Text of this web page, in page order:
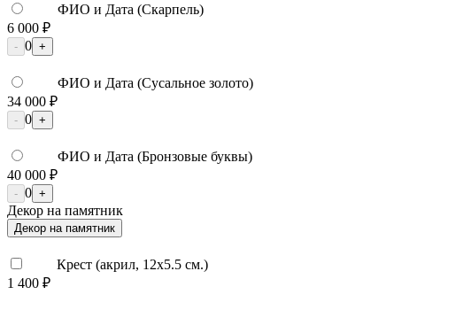
ФИО и Дата (Скарпель)
6 000 ₽
- 0 +
ФИО и Дата (Сусальное золото)
34 000 ₽
- 0 +
ФИО и Дата (Бронзовые буквы)
40 000 ₽
- 0 +
Декор на памятник
Декор на памятник
Крест (акрил, 12х5.5 см.)
1 400 ₽